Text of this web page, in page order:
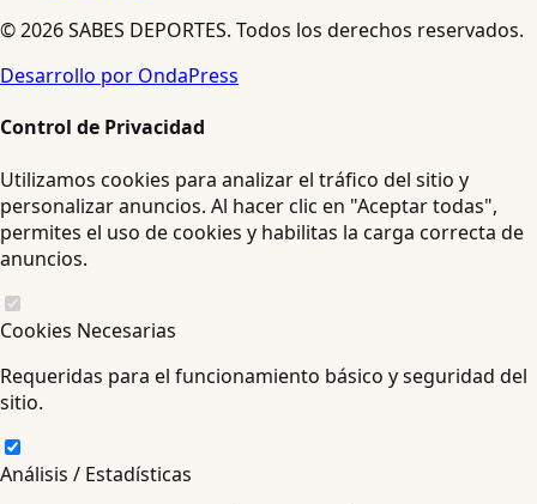
© 2026 SABES DEPORTES. Todos los derechos reservados.
Desarrollo por OndaPress
Control de Privacidad
Utilizamos cookies para analizar el tráfico del sitio y
personalizar anuncios. Al hacer clic en "Aceptar todas",
permites el uso de cookies y habilitas la carga correcta de
anuncios.
Cookies Necesarias
Requeridas para el funcionamiento básico y seguridad del
sitio.
Análisis / Estadísticas